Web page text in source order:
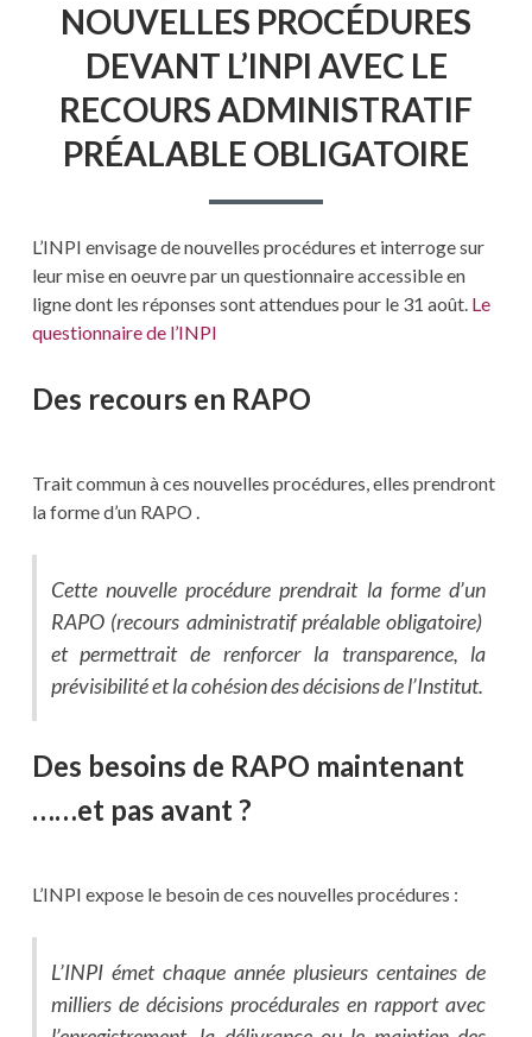
NOUVELLES PROCÉDURES
DEVANT L’INPI AVEC LE
RECOURS ADMINISTRATIF
PRÉALABLE OBLIGATOIRE
L’INPI envisage de nouvelles procédures et interroge sur
leur mise en oeuvre par un questionnaire accessible en
ligne dont les réponses sont attendues pour le 31 août. Le
questionnaire de l’INPI
Des recours en RAPO
Trait commun à ces nouvelles procédures, elles prendront
la forme d’un RAPO .
Cette nouvelle procédure prendrait la forme d’un
RAPO (recours administratif préalable obligatoire)
et permettrait de renforcer la transparence, la
prévisibilité et la cohésion des décisions de l’Institut.
Des besoins de RAPO maintenant
……et pas avant ?
L’INPI expose le besoin de ces nouvelles procédures :
L’INPI émet chaque année plusieurs centaines de
milliers de décisions procédurales en rapport avec